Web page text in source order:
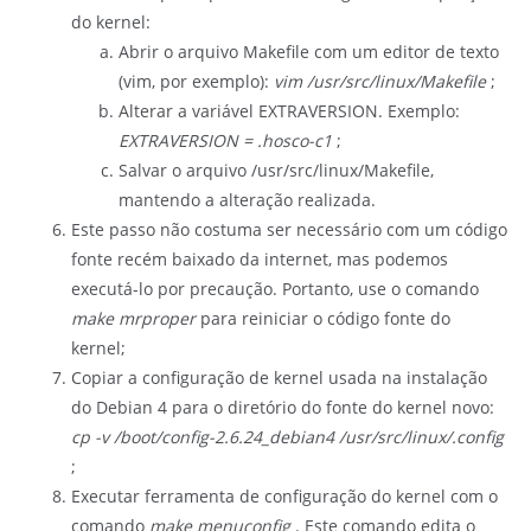
do kernel:
Abrir o arquivo Makefile com um editor de texto
(vim, por exemplo): vim /usr/src/linux/Makefile;
Alterar a variável EXTRAVERSION. Exemplo:
EXTRAVERSION = .hosco-c1 ;
Salvar o arquivo /usr/src/linux/Makefile,
mantendo a alteração realizada.
Este passo não costuma ser necessário com um código
fonte recém baixado da internet, mas podemos
executá-lo por precaução. Portanto, use o comando
make mrproperpara reiniciar o código fonte do
kernel;
Copiar a configuração de kernel usada na instalação
do Debian 4 para o diretório do fonte do kernel novo:
cp -v /boot/config-2.6.24_debian4 /usr/src/linux/.config
;
Executar ferramenta de configuração do kernel com o
comando make menuconfig. Este comando edita o